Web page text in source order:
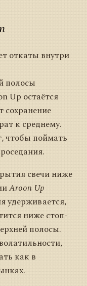
откаты внутри
полосы
Up остаётся
сохранение
к среднему.
чтобы поймать
свечи ниже
Aroon Up
удерживается,
ниже стоп-
полосы.
как в